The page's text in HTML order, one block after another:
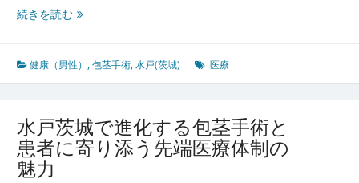
続きを読む水
城
が
る
包
茎
健康（男性） ,包茎手術,水戸(茨城) 医療
水戸茨城で進化する包茎手術と
患者に寄り添う先端医療体制の
魅力